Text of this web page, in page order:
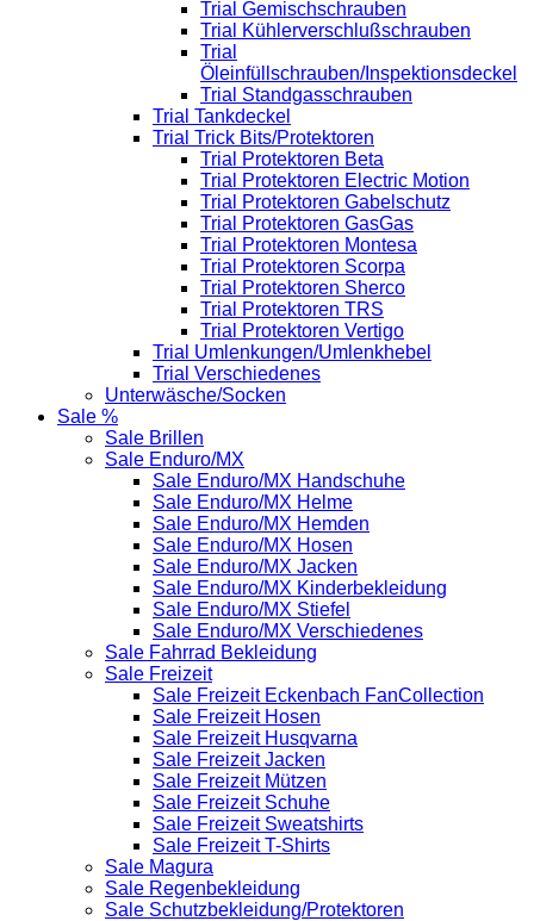
Trial Gemischschrauben
Trial Kühlerverschlußschrauben
Trial
Öleinfüllschrauben/Inspektionsdeckel
Trial Standgasschrauben
Trial Tankdeckel
Trial Trick Bits/Protektoren
Trial Protektoren Beta
Trial Protektoren Electric Motion
Trial Protektoren Gabelschutz
Trial Protektoren GasGas
Trial Protektoren Montesa
Trial Protektoren Scorpa
Trial Protektoren Sherco
Trial Protektoren TRS
Trial Protektoren Vertigo
Trial Umlenkungen/Umlenkhebel
Trial Verschiedenes
Unterwäsche/Socken
Sale %
Sale Brillen
Sale Enduro/MX
Sale Enduro/MX Handschuhe
Sale Enduro/MX Helme
Sale Enduro/MX Hemden
Sale Enduro/MX Hosen
Sale Enduro/MX Jacken
Sale Enduro/MX Kinderbekleidung
Sale Enduro/MX Stiefel
Sale Enduro/MX Verschiedenes
Sale Fahrrad Bekleidung
Sale Freizeit
Sale Freizeit Eckenbach FanCollection
Sale Freizeit Hosen
Sale Freizeit Husqvarna
Sale Freizeit Jacken
Sale Freizeit Mützen
Sale Freizeit Schuhe
Sale Freizeit Sweatshirts
Sale Freizeit T-Shirts
Sale Magura
Sale Regenbekleidung
Sale Schutzbekleidung/Protektoren